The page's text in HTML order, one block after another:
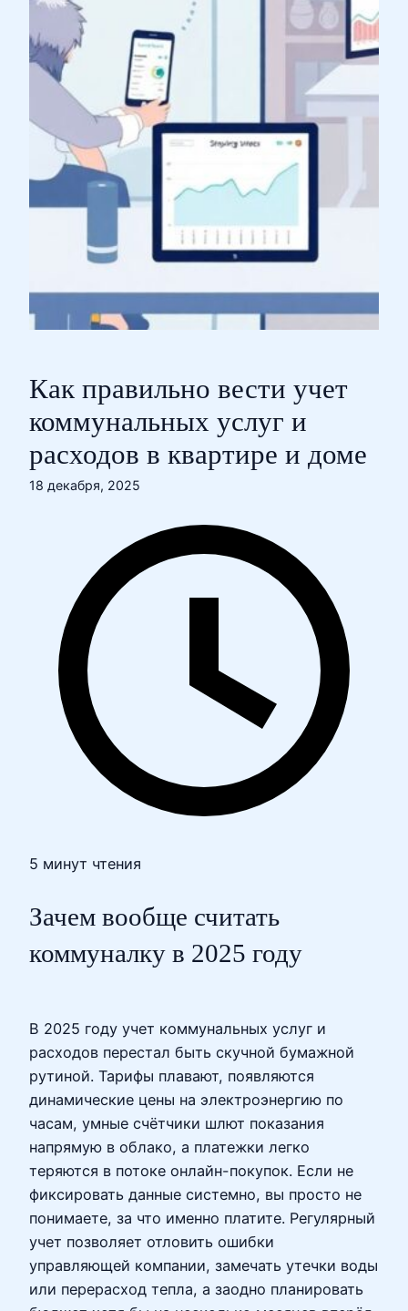
Как правильно вести учет
коммунальных услуг и
расходов в квартире и доме
18 декабря, 2025
5 минут чтения
Зачем вообще считать
коммуналку в 2025 году
В 2025 году учет коммунальных услуг и
расходов перестал быть скучной бумажной
рутиной. Тарифы плавают, появляются
динамические цены на электроэнергию по
часам, умные счётчики шлют показания
напрямую в облако, а платежки легко
теряются в потоке онлайн-покупок. Если не
фиксировать данные системно, вы просто не
понимаете, за что именно платите. Регулярный
учет позволяет отловить ошибки
управляющей компании, замечать утечки воды
или перерасход тепла, а заодно планировать